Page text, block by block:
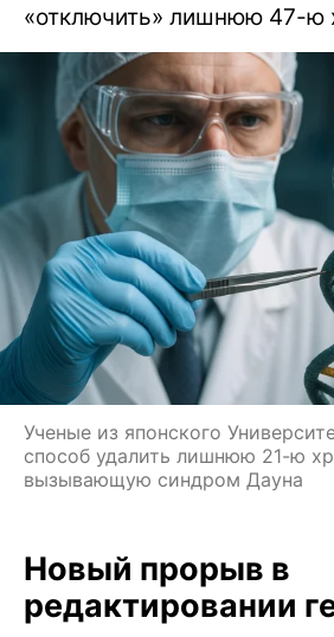
«отключить» лишнюю 47-ю
Ученые из японского
способ удалить лишнюю 21-ю
вызывающую синдром Дауна
Новый прорыв в
редактировании